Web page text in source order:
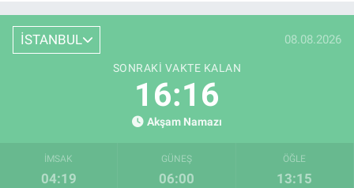
İSTANBUL 08.08.2026
SONRAKI VAKTE KALAN
16:15
Akşam Namazı
İMSAK
04:19
GÜNEŞ
06:00
ÖĞLE
13:15